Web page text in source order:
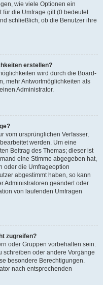
wie viele Optionen ein
für die Umfrage gilt (0 bedeutet
schließlich, ob die Benutzer ihre
erstellen?
wird durch die Board-
mehr Antwortmöglichkeiten als
Administrator.
vom ursprünglichen Verfasser,
werden. Um eine
Beitrag des Themas; dieser ist
eine Stimme abgegeben hat,
oder die Umfrageoption
abgestimmt haben, so kann
Administratoren geändert oder
von laufenden Umfragen
zugreifen?
oder Gruppen vorbehalten sein.
schreiben oder andere Vorgänge
besondere Berechtigungen.
nach entsprechenden